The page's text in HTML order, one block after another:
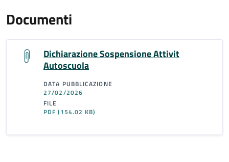
Documenti
Dichiarazione Sospensione Attivit
Autoscuola
DATA PUBBLICAZIONE
27/02/2026
FILE
PDF(154.02 KB)